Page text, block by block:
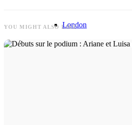
London
YOU MIGHT ALSO LIKE